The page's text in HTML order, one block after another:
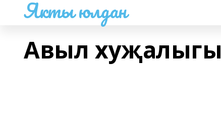
Якты юлдан
Авыл хуҗалыгы